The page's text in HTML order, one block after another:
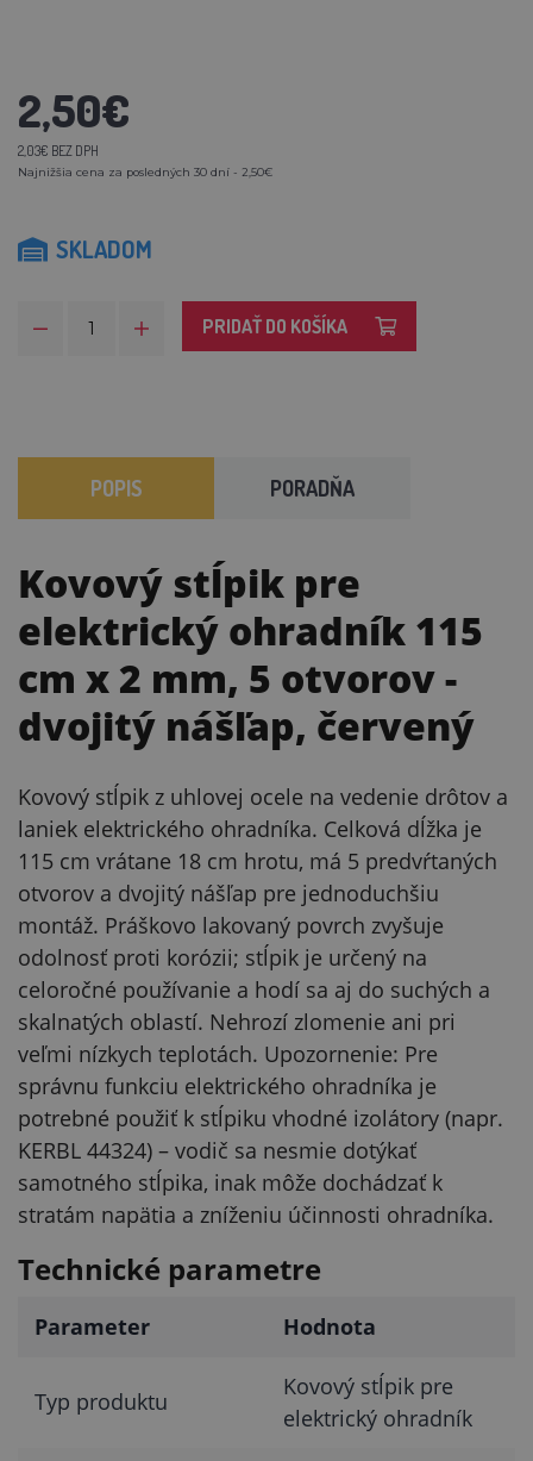
2,50€
2,03€ BEZ DPH
Najnižšia cena za posledných 30 dní - 2,50€
SKLADOM
PRIDAŤ DO KOŠÍKA
POPIS PORADŇA
Kovový stĺpik pre
elektrický ohradník 115
cm x 2 mm, 5 otvorov-
dvojitý nášľap, červený
Kovový stĺpik z uhlovej ocele na vedenie drôtov a
laniek elektrického ohradníka. Celková dĺžka je
115 cm vrátane 18 cm hrotu, má 5 predvŕtaných
otvorov a dvojitý nášľap pre jednoduchšiu
montáž. Práškovo lakovaný povrch zvyšuje
odolnosť proti korózii; stĺpik je určený na
celoročné používanie a hodí sa aj do suchých a
skalnatých oblastí. Nehrozí zlomenie ani pri
veľmi nízkych teplotách. Upozornenie: Pre
správnu funkciu elektrického ohradníka je
potrebné použiť k stĺpiku vhodné izolátory (napr.
KERBL 44324) – vodič sa nesmie dotýkať
samotného stĺpika, inak môže dochádzať k
stratám napätia a zníženiu účinnosti ohradníka.
Technické parametre
Parameter Hodnota
Typ produktu
Kovový stĺpik pre
elektrický ohradník